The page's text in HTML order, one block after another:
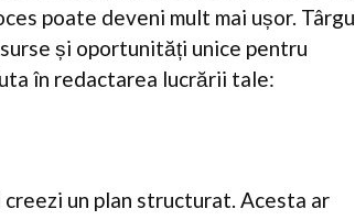
poate deveni mult mai ușor. Târgu
și oportunități unice pentru
în redactarea lucrării tale:
un plan structurat. Acesta ar